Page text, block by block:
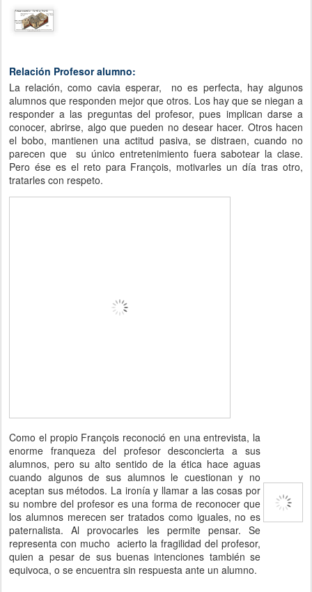
Relación Profesor alumno:
La relación, como cavia esperar, no es perfecta, hay algunos
alumnos que responden mejor que otros. Los hay que se niegan a
responder a las preguntas del profesor, pues implican darse a
conocer, abrirse, algo que pueden no desear hacer. Otros hacen
el bobo, mantienen una actitud pasiva, se distraen, cuando no
parecen que su único entretenimiento fuera sabotear la clase.
Pero ése es el reto para François, motivarles un día tras otro,
tratarles con respeto.
Como el propio François reconoció en una entrevista, la
enorme franqueza del profesor desconcierta a sus
alumnos, pero su alto sentido de la ética hace aguas
cuando algunos de sus alumnos le cuestionan y no
aceptan sus métodos. La ironía y llamar a las cosas por
su nombre del profesor es una forma de reconocer que
los alumnos merecen ser tratados como iguales, no es
paternalista. Al provocarles les permite pensar. Se
representa con mucho acierto la fragilidad del profesor,
quien a pesar de sus buenas intenciones también se
equivoca, o se encuentra sin respuesta ante un alumno.